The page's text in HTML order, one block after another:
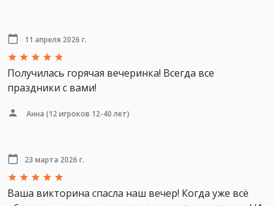
11 апреля 2026 г.
Получилась горячая вечеринка! Всегда все
праздники с вами!
Анна (12 игроков 12-40 лет)
23 марта 2026 г.
Ваша викторина спасла наш вечер! Когда уже всё